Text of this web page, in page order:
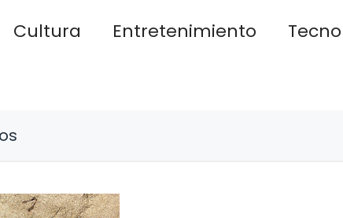
Cultura Entretenimiento